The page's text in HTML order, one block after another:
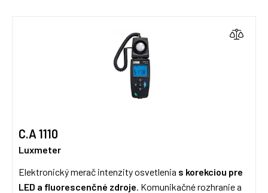
C.A 1110
Luxmeter
Elektronický merač intenzity osvetlenia s korekciou pre
LED a fluorescenčné zdroje. Komunikačné rozhranie a